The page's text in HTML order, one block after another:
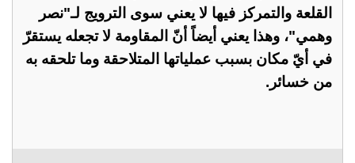
القلعة والتمركز فيها لا يعني سوى الترويج لـ"نصر
وهمي"، وهذا يعني أيضاً أنّ المقاومة لا تجعله يستقرّ
في أيّ مكان بسبب عملياتها المتلاحقة وما تلحقه به
من خسائر.